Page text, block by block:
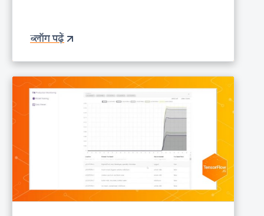
ब्लॉग पढ़ें